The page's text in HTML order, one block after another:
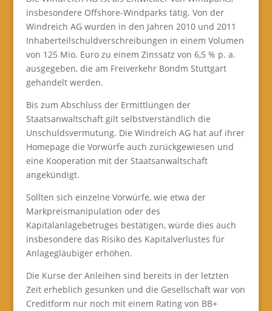
insbesondere Offshore-Windparks tätig. Von der
Windreich AG wurden in den Jahren 2010 und 2011
Inhaberteilschuldverschreibungen in einem Volumen
von 125 Mio. Euro zu einem Zinssatz von 6,5 % p. a.
ausgegeben, die am Freiverkehr Bondm Stuttgart
gehandelt werden.
Bis zum Abschluss der Ermittlungen der
Staatsanwaltschaft gilt selbstverständlich die
Unschuldsvermutung. Die Windreich AG hat auf ihrer
Homepage die Vorwürfe auch zurückgewiesen und
eine Kooperation mit der Staatsanwaltschaft
angekündigt.
Sollten sich einzelne Vorwürfe, wie etwa der
Markpreismanipulation oder des
Kapitalanlagebetruges bestätigen, würde dies auch
insbesondere das Risiko des Kapitalverlustes für
Anlagegläubiger erhöhen.
Die Kurse der Anleihen sind bereits in der letzten
Zeit erheblich gesunken und die Gesellschaft war von
Creditform nur noch mit einem Rating von BB+